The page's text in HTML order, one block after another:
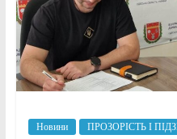
Новини ПРОЗОРІСТЬ І